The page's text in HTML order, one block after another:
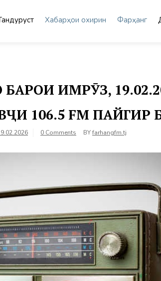
Хабарҳои охирин Фарҳанг
ИМРӮЗ,
106.5 FM ПАЙГИР
0 Comments BYfarhangfm.tj